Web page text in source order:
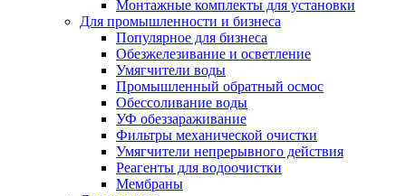
Монтажные комплекты для установки
Для промышленности и бизнеса
Популярное для бизнеса
Обезжелезивание и осветление
Умягчители воды
Промышленный обратный осмос
Обессоливание воды
УФ обеззараживание
Фильтры механической очистки
Умягчители непрерывного действия
Реагенты для водоочистки
Мембраны